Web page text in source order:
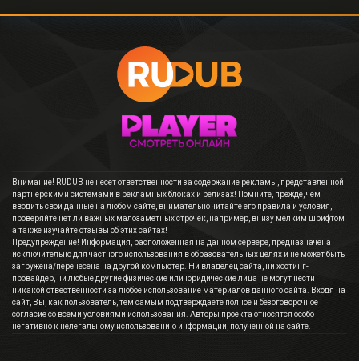
Внимание! RUDUB не несет ответственности за содержание рекламы, представленной
партнёрскими системами в рекламных блоках и релизах! Помните, прежде, чем
вводить свои данные на любом сайте, внимательно читайте его правила и условия,
проверяйте нет ли важных малозаметных строчек, например, внизу мелким шрифтом
а также изучайте отзывы об этих сайтах!
Предупреждение! Информация, расположенная на данном сервере, предназначена
исключительно для частного использования в образовательных целях и не может быть
загружена/перенесена на другой компьютер. Ни владелец сайта, ни хостинг-
провайдер, ни любые другие физические или юридические лица не могут нести
никакой отвественности за любое использование материалов данного сайта. Входя на
сайт, Вы, как пользователь, тем самым подтверждаете полное и безоговорочное
согласие со всеми условиями использования. Авторы проекта относятся особо
негативно к нелегальному использованию информации, полученной на сайте.